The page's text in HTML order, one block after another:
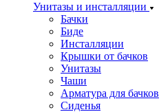
Унитазы и инсталляции
Бачки
Биде
Инсталляции
Крышки от бачков
Унитазы
Чаши
Арматура для бачков
Сиденья